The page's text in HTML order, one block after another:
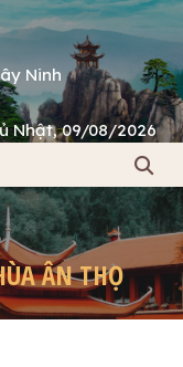
Ninh
Nhật, 09/08/2026
ÂN THỌ